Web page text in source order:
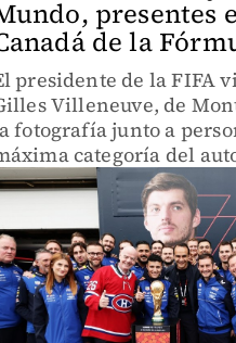
presentes
de la
presidente de la FIFA
Villeneuve, de
fotografía junto a
categoría del